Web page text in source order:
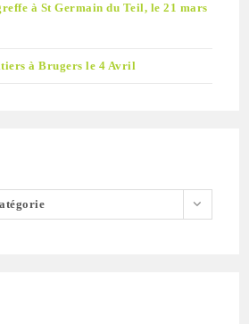
à St Germain du Teil, le 21 mars
à Brugers le 4 Avril